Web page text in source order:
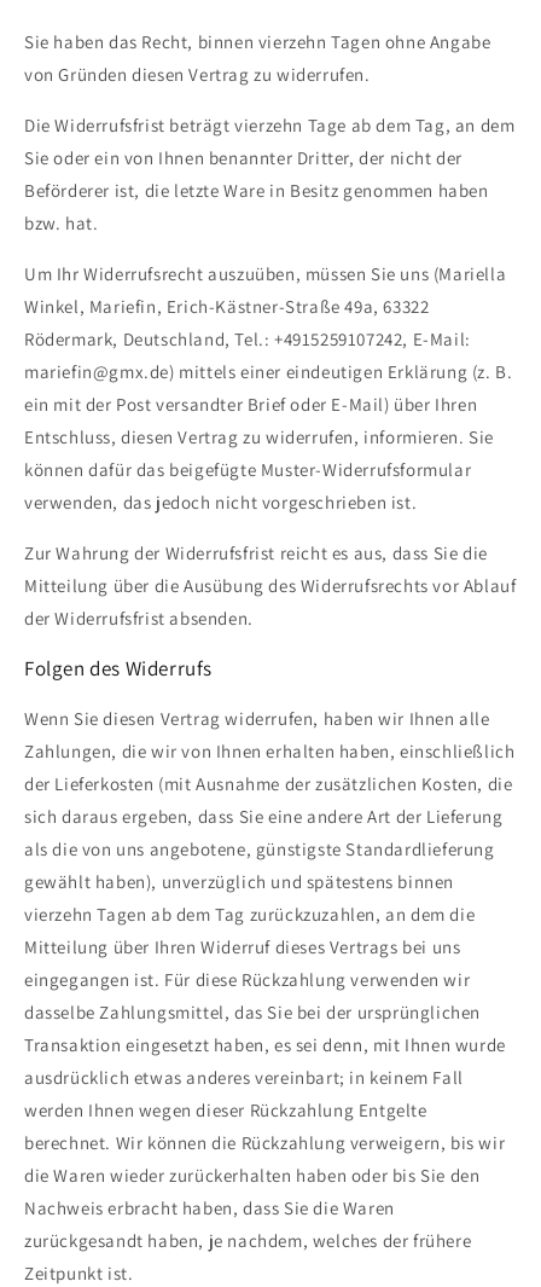
Sie haben das Recht, binnen vierzehn Tagen ohne Angabe
von Gründen diesen Vertrag zu widerrufen.
Die Widerrufsfrist beträgt vierzehn Tage ab dem Tag, an dem
Sie oder ein von Ihnen benannter Dritter, der nicht der
Beförderer ist, die letzte Ware in Besitz genommen haben
bzw. hat.
Um Ihr Widerrufsrecht auszuüben, müssen Sie uns (Mariella
Winkel, Mariefin, Erich-Kästner-Straße 49a, 63322
Rödermark, Deutschland, Tel.: +4915259107242, E-Mail:
mariefin@gmx.de) mittels einer eindeutigen Erklärung (z. B.
ein mit der Post versandter Brief oder E-Mail) über Ihren
Entschluss, diesen Vertrag zu widerrufen, informieren. Sie
können dafür das beigefügte Muster-Widerrufsformular
verwenden, das jedoch nicht vorgeschrieben ist.
Zur Wahrung der Widerrufsfrist reicht es aus, dass Sie die
Mitteilung über die Ausübung des Widerrufsrechts vor Ablauf
der Widerrufsfrist absenden.
Folgen des Widerrufs
Wenn Sie diesen Vertrag widerrufen, haben wir Ihnen alle
Zahlungen, die wir von Ihnen erhalten haben, einschließlich
der Lieferkosten (mit Ausnahme der zusätzlichen Kosten, die
sich daraus ergeben, dass Sie eine andere Art der Lieferung
als die von uns angebotene, günstigste Standardlieferung
gewählt haben), unverzüglich und spätestens binnen
vierzehn Tagen ab dem Tag zurückzuzahlen, an dem die
Mitteilung über Ihren Widerruf dieses Vertrags bei uns
eingegangen ist. Für diese Rückzahlung verwenden wir
dasselbe Zahlungsmittel, das Sie bei der ursprünglichen
Transaktion eingesetzt haben, es sei denn, mit Ihnen wurde
ausdrücklich etwas anderes vereinbart; in keinem Fall
werden Ihnen wegen dieser Rückzahlung Entgelte
berechnet. Wir können die Rückzahlung verweigern, bis wir
die Waren wieder zurückerhalten haben oder bis Sie den
Nachweis erbracht haben, dass Sie die Waren
zurückgesandt haben, je nachdem, welches der frühere
Zeitpunkt ist.